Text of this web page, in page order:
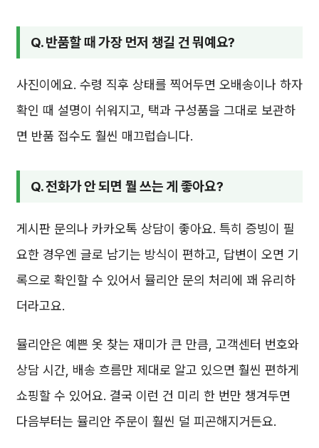
Q. 반품할 때 가장 먼저 챙길 건 뭐예요?
사진이에요. 수령 직후 상태를 찍어두면 오배송이나 하자
확인 때 설명이 쉬워지고, 택과 구성품을 그대로 보관하
면 반품 접수도 훨씬 매끄럽습니다.
Q. 전화가 안 되면 뭘 쓰는 게 좋아요?
게시판 문의나 카카오톡 상담이 좋아요. 특히 증빙이 필
요한 경우엔 글로 남기는 방식이 편하고, 답변이 오면 기
록으로 확인할 수 있어서 뮬리안 문의 처리에 꽤 유리하
더라고요.
뮬리안은 예쁜 옷 찾는 재미가 큰 만큼, 고객센터 번호와
상담 시간, 배송 흐름만 제대로 알고 있으면 훨씬 편하게
쇼핑할 수 있어요. 결국 이런 건 미리 한 번만 챙겨두면
다음부터는 뮬리안 주문이 훨씬 덜 피곤해지거든요.